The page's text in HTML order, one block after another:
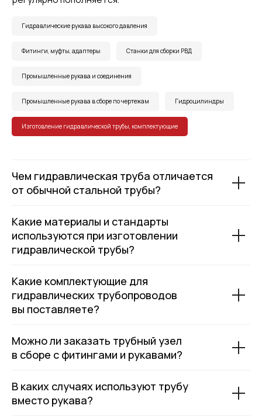
Гидравлические рукава высокого давления
Фитинги, муфты, адаптеры Станки для сборки РВД
Промышленные рукава и соединения
Промышленные рукава в сборе по чертежам Гидроцилиндры
Изготовление гидравлической трубы, комплектующие
Чем гидравлическая труба отличается
от обычной стальной трубы?
Какие материалы и стандарты
используются при изготовлении
гидравлической трубы?
Какие комплектующие для
гидравлических трубопроводов
вы поставляете?
Можно ли заказать трубный узел
в сборе с фитингами и рукавами?
В каких случаях используют трубу
вместо рукава?
МЕНЮ ЧАСЫ РАБОТЫ